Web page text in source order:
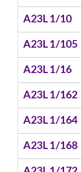
A23L 1/10
A23L 1/105
A23L 1/16
A23L 1/162
A23L 1/164
A23L 1/168